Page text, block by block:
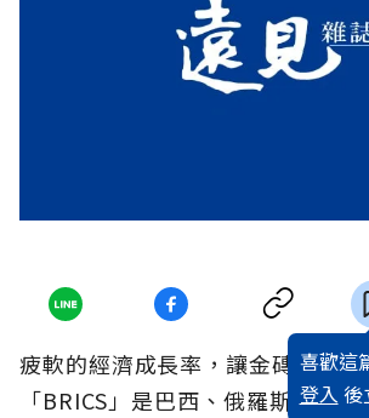
喜歡這
登入 後
疲軟的經濟成長率，讓金磚四國，
「BRICS」是巴西、俄羅斯、印